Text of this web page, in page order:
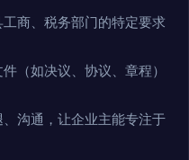
工商、税务部门的特定要求
（如决议、协议、章程）
、沟通，让企业主能专注于